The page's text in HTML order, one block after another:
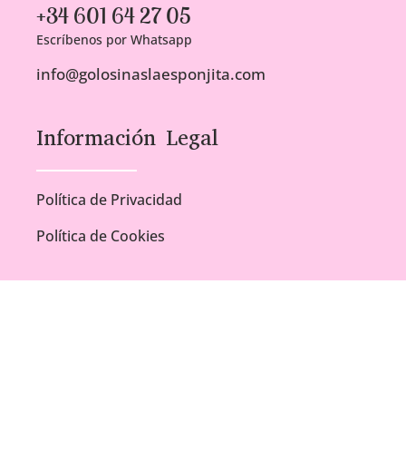
+34 601 64 27 05
Escríbenos por Whatsapp
info@golosinaslaesponjita.com
Información Legal
Política de Privacidad
Política de Cookies